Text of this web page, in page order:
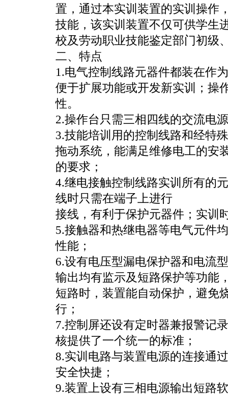
置，通过本实训装置的实训操作
技能，该实训装置不仅可供学生
校及劳动职业技能鉴定部门初级
二、特点
1.电气控制线路元器件都装在作
便于扩展功能或开发新实训；操
性。
2.操作台只需三相四线的交流电
3.技能培训用的控制线路和经特
拖动系统，能满足维修电工的安
的要求；
4.继电接触控制线路实训所有的
线时只需在端子上进行
接线，有利于保护元器件；实训
5.接触器和热继电器等电气元件
性能；
6.设有电压型漏电保护器和电流
输出均有监示及短路保护等功能
短路时，装置能自动保护，避免
行；
7.控制屏还设有定时器兼报警记
核提供了一个统一的标准；
8.实训电路与装置电源的连接通
安全快捷；
9.装置上设有三相电源输出短路